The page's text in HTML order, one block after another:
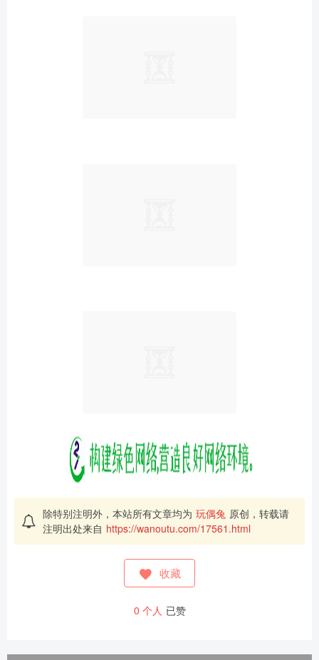
除特别注明外，本站所有文章均为 玩偶兔 原创，转载请
注明出处来自 https://wanoutu.com/17561.html
收藏
0 个人 已赞